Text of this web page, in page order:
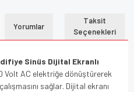
Yorumlar
Taksit
Seçenekleri
Sinüs Dijital Ekranlı
Volt AC elektriğe dönüştürerek
sağlar. Dijital ekranı